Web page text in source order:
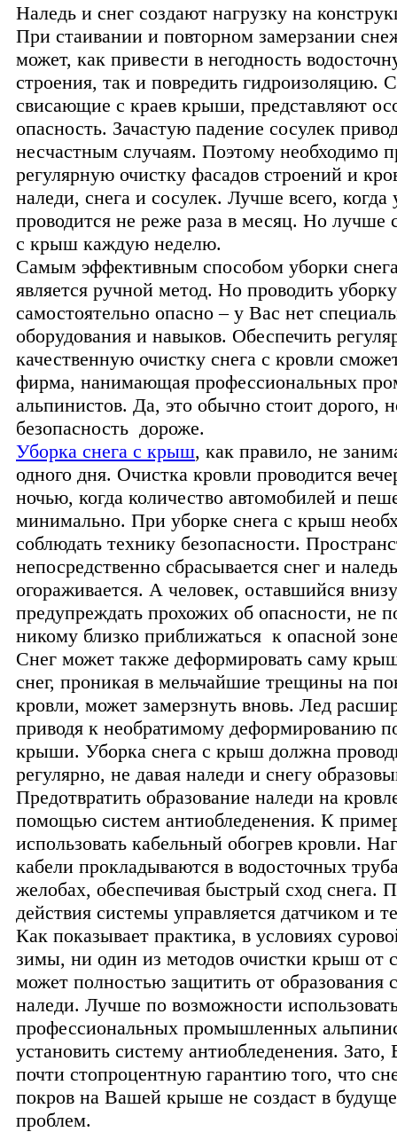
Наледь и снег создают нагрузку на
При стаивании и повторном замерзании
может, как привести в негодность
строения, так и повредить гидроизоляцию.
свисающие с краев крыши, представляют
опасность. Зачастую падение сосулек
несчастным случаям. Поэтому необходимо
регулярную очистку фасадов строений и
наледи, снега и сосулек. Лучше всего, когда
проводится не реже раза в месяц. Но лучше
с крыш каждую неделю.
Самым эффективным способом уборки
является ручной метод. Но проводить
самостоятельно опасно – у Вас нет
оборудования и навыков. Обеспечить
качественную очистку снега с кровли
фирма, нанимающая профессиональных
альпинистов. Да, это обычно стоит дорого,
безопасность дороже.
Уборка снега с крыш, как правило, не
одного дня. Очистка кровли проводится
ночью, когда количество автомобилей и
минимально. При уборке снега с крыш
соблюдать технику безопасности.
непосредственно сбрасывается снег и
огораживается. А человек, оставшийся
предупреждать прохожих об опасности, не
никому близко приближаться к опасной
Снег может также деформировать саму
снег, проникая в мельчайшие трещины на
кровли, может замерзнуть вновь. Лед
приводя к необратимому деформированию
крыши. Уборка снега с крыш должна
регулярно, не давая наледи и снегу
Предотвратить образование наледи на
помощью систем антиобледенения. К
использовать кабельный обогрев кровли.
кабели прокладываются в водосточных
желобах, обеспечивая быстрый сход снега.
действия системы управляется датчиком и
Как показывает практика, в условиях
зимы, ни один из методов очистки крыш от
может полностью защитить от образования
наледи. Лучше по возможности
профессиональных промышленных
установить систему антиобледенения.
почти стопроцентную гарантию того, что
покров на Вашей крыше не создаст в
проблем.